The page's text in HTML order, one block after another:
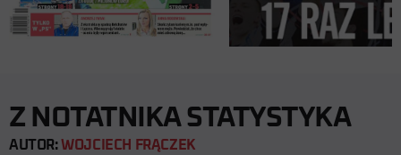
Z NOTATNIKA STATYSTYKA
AUTOR: WOJCIECH FRĄCZEK